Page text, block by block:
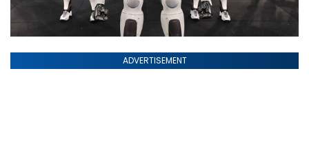
ADVERTISEMENT